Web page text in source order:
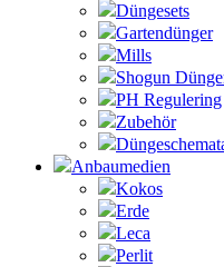
Düngesets
Gartendünger
Mills
Shogun
PH Regulering
Zubehör
Anbaumedien
Kokos
Erde
Leca
Perlit